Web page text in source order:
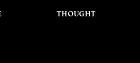
THOUGHT